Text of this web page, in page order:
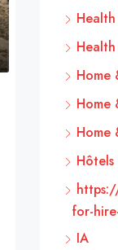
Home
Home
Home
for-
IA